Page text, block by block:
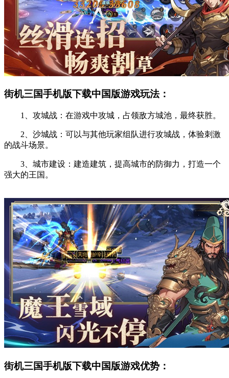
街机三国手机版下载中国版游戏玩法：
1、攻城战：在游戏中攻城，占领敌方城池，最终获胜。
2、沙城战：可以与其他玩家组队进行攻城战，体验刺激
的战斗场景。
3、城市建设：建造建筑，提高城市的防御力，打造一个
强大的王国。
街机三国手机版下载中国版游戏优势：